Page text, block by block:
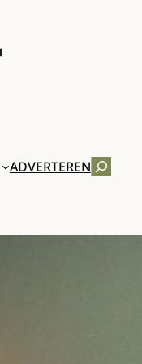
ADVERTERENZOEKEN